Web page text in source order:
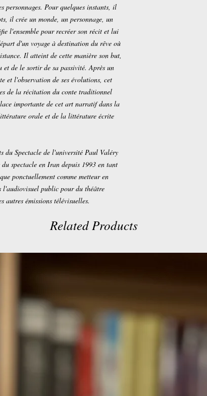
personnages. Pour quelques instants, il
il crée un monde, un personnage, un
l'ensemble pour recréer son récit et lui
d'un voyage à destination du rêve où
Il atteint de cette manière son but,
de le sortir de sa passivité. Après un
et l'observation de ses évolutions, cet
de la récitation du conte traditionnel
importante de cet art narratif dans la
orale et de la littérature écrite
Spectacle de l'université Paul Valéry
spectacle en Iran depuis 1993 en tant
ponctuellement comme metteur en
l'audiovisuel public pour du théâtre
autres émissions télévisuelles.
Related Products